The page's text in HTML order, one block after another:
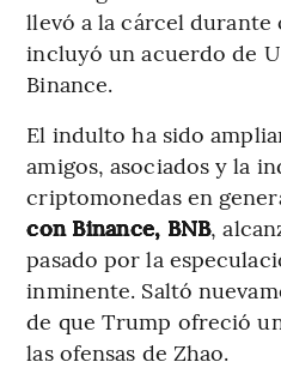
llevó a la cárcel durante
incluyó un acuerdo de
Binance.
El indulto ha sido
amigos, asociados y la
criptomonedas en
con Binance, BNB,
pasado por la
inminente. Saltó
de que Trump ofreció
las ofensas de Zhao.